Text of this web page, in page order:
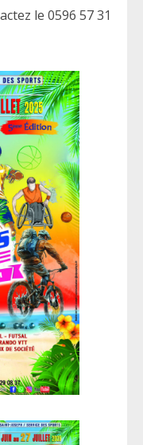
le 0596 57 31